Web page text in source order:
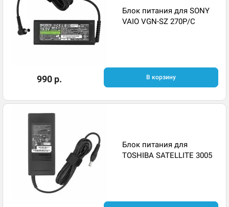
Блок питания для SONY
VAIO VGN-SZ 270P/C
990 р. В корзину
Блок питания для
TOSHIBA SATELLITE 3005